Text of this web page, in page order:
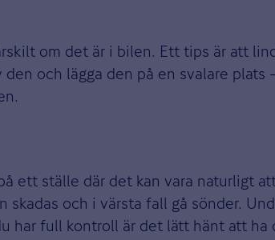
om det är i bilen. Ett tips är att
och lägga den på en svalare plats
ett ställe där det kan vara naturligt
och i värsta fall gå sönder.
har full kontroll är det lätt hänt att ha